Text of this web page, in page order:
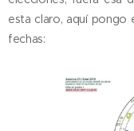
esta claro, aquí pongo
fechas: